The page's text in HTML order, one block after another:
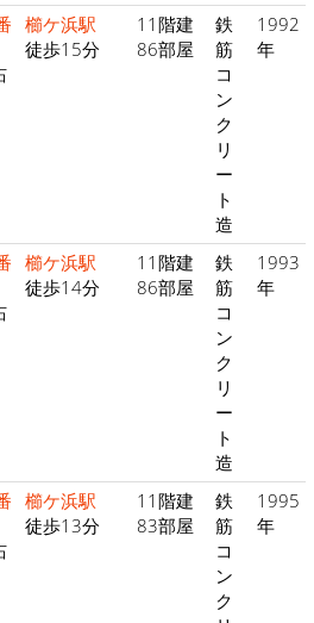
櫛ケ浜駅
徒歩15分
11階建
86部屋
鉄
筋
コ
ン
ク
リ
ー
ト
造
1992
年
櫛ケ浜駅
徒歩14分
11階建
86部屋
鉄
筋
コ
ン
ク
リ
ー
ト
造
1993
年
櫛ケ浜駅
徒歩13分
11階建
83部屋
鉄
筋
コ
ン
ク
1995
年